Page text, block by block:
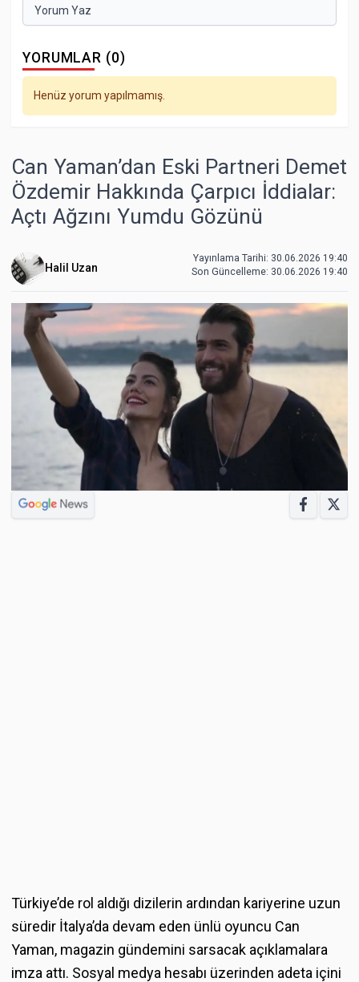
Yorum Yaz
YORUMLAR (0)
Henüz yorum yapılmamış.
Can Yaman’dan Eski Partneri Demet
Özdemir Hakkında Çarpıcı İddialar:
Açtı Ağzını Yumdu Gözünü
Halil Uzan
Yayınlama Tarihi: 30.06.2026 19:40
Son Güncelleme: 30.06.2026 19:40
Türkiye’de rol aldığı dizilerin ardından kariyerine uzun
süredir İtalya’da devam eden ünlü oyuncu Can
Yaman, magazin gündemini sarsacak açıklamalara
imza attı. Sosyal medya hesabı üzerinden adeta içini